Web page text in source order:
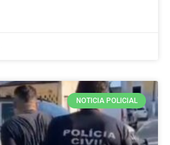
NOTICIA POLICIAL